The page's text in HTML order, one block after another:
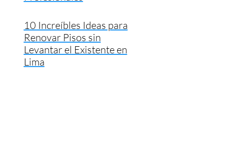
10 Increíbles Ideas para
Renovar Pisos sin
Levantar el Existente en
Lima